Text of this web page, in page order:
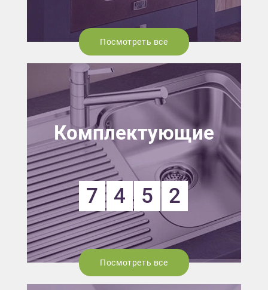
Посмотреть все
Комплектующие
7 4 5 2
Посмотреть все